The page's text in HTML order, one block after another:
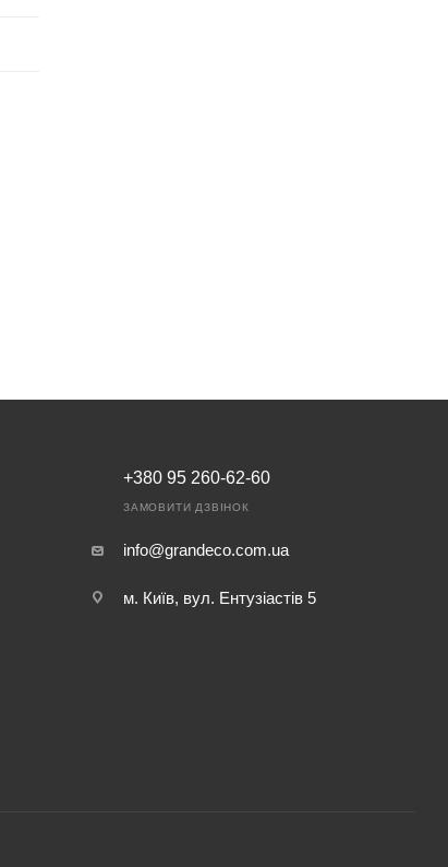
+380 95 260-62-60
ЗАМОВИТИ ДЗВІНОК
info@grandeco.com.ua
м. Київ, вул. Ентузіастів 5